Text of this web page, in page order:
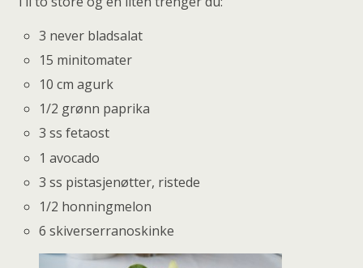
3 never bladsalat
15 minitomater
10 cm agurk
1/2 grønn paprika
3 ss fetaost
1 avocado
3 ss pistasjenøtter, ristede
1/2 honningmelon
6 skiverserranoskinke